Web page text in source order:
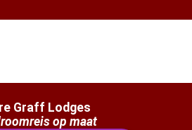
Graff Lodges
op maat